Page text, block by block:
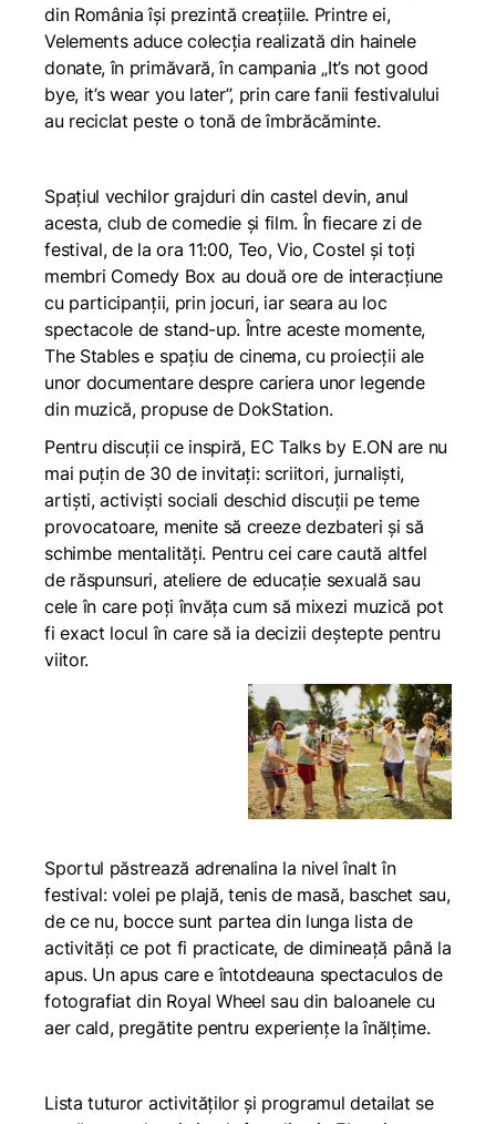
din România își prezintă creațiile. Printre ei,
Velements aduce colecția realizată din hainele
donate, în primăvară, în campania „It’s not good
bye, it’s wear you later”, prin care fanii festivalului
au reciclat peste o tonă de îmbrăcăminte.
Spațiul vechilor grajduri din castel devin, anul
acesta, club de comedie și film. În fiecare zi de
festival, de la ora 11:00, Teo, Vio, Costel și toți
membri Comedy Box au două ore de interacțiune
cu participanții, prin jocuri, iar seara au loc
spectacole de stand-up. Între aceste momente,
The Stables e spațiu de cinema, cu proiecții ale
unor documentare despre cariera unor legende
din muzică, propuse de DokStation.
Pentru discuții ce inspiră, EC Talks by E.ON are nu
mai puțin de 30 de invitați: scriitori, jurnaliști,
artiști, activiști sociali deschid discuții pe teme
provocatoare, menite să creeze dezbateri și să
schimbe mentalități. Pentru cei care caută altfel
de răspunsuri, ateliere de educație sexuală sau
cele în care poți învăța cum să mixezi muzică pot
fi exact locul în care să ia decizii deștepte pentru
viitor.
Sportul păstrează adrenalina la nivel înalt în
festival: volei pe plajă, tenis de masă, baschet sau,
de ce nu, bocce sunt partea din lunga lista de
activități ce pot fi practicate, de dimineață până la
apus. Un apus care e întotdeauna spectaculos de
fotografiat din Royal Wheel sau din baloanele cu
aer cald, pregătite pentru experiențe la înălțime.
Lista tuturor activităților și programul detailat se